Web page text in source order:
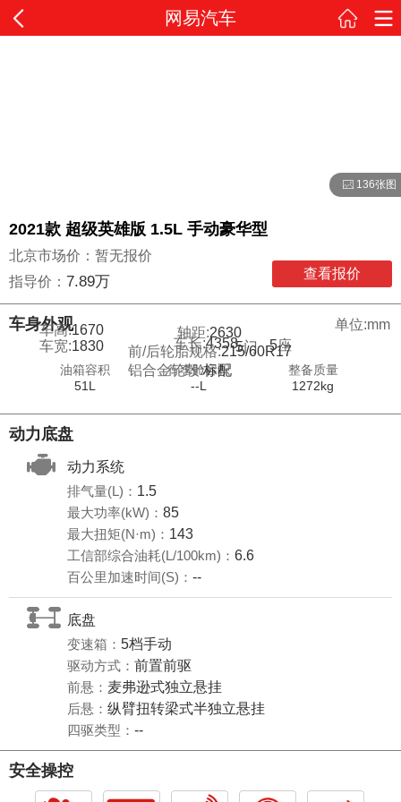
网易汽车
136张图
2021款 超级英雄版 1.5L 手动豪华型
北京市场价：暂无报价
指导价： 7.89万 查看报价
车身外观
单位:mm
车长:4358
车宽:1830 5座
5门
车高:1670 轴距:2630
前/后轮胎规格:215/60R17
铝合金轮毂:标配
油箱容积
51L
行李舱容积
--L
整备质量
1272kg
动力底盘
动力系统
排气量(L)： 1.5
最大功率(kW)： 85
最大扭矩(N·m)： 143
工信部综合油耗(L/100km)： 6.6
百公里加速时间(S)： --
底盘
变速箱： 5档手动
驱动方式： 前置前驱
前悬： 麦弗逊式独立悬挂
后悬： 纵臂扭转梁式半独立悬挂
四驱类型： --
安全操控